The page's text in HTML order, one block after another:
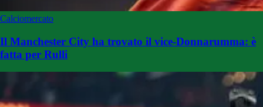
Calciomercato
Il Manchester City ha trovato il vice-Donnarumma: è
fatta per Rulli